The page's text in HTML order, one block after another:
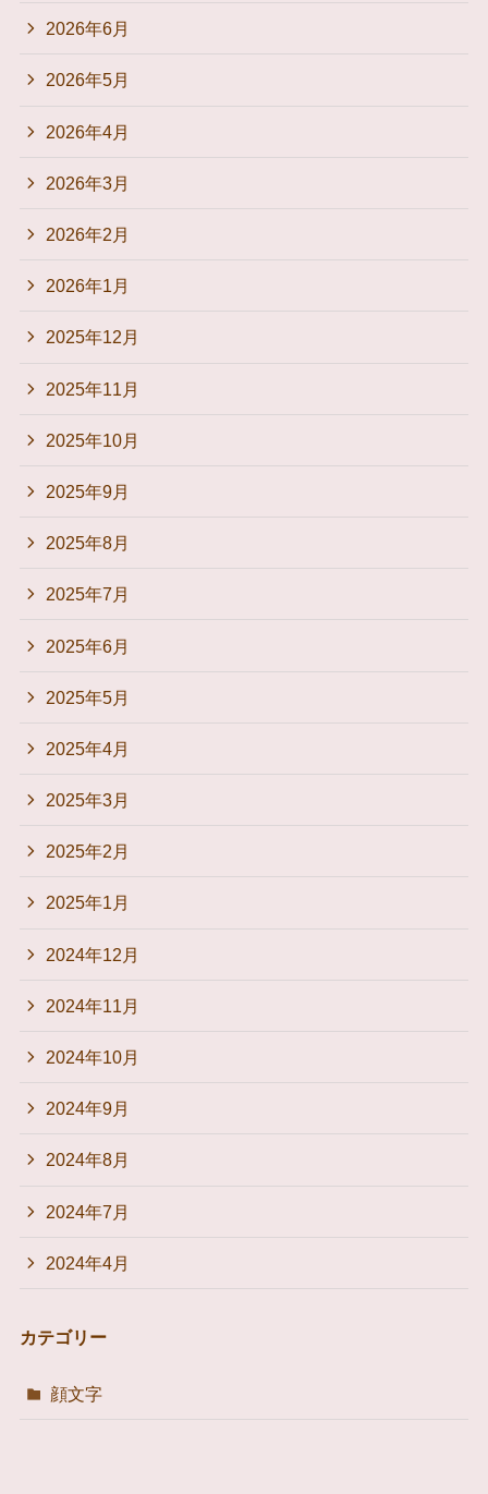
2026年6月
2026年5月
2026年4月
2026年3月
2026年2月
2026年1月
2025年12月
2025年11月
2025年10月
2025年9月
2025年8月
2025年7月
2025年6月
2025年5月
2025年4月
2025年3月
2025年2月
2025年1月
2024年12月
2024年11月
2024年10月
2024年9月
2024年8月
2024年7月
2024年4月
カテゴリー
顔文字